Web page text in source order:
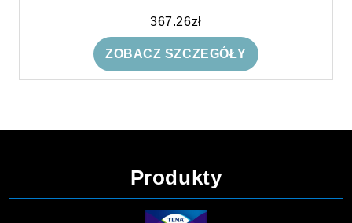
367.26zł
ZOBACZ SZCZEGÓŁY
Produkty